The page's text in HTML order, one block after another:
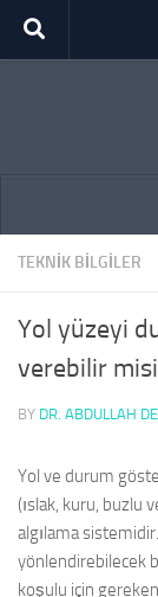
Skip to content
TEKNIK BILGILER
Yol yüzeyi
verebilir
BY DR. ABDULLAH
Yol ve durum
(ıslak, kuru, buzlu
algılama
yönlendirebilecek
koşulu için